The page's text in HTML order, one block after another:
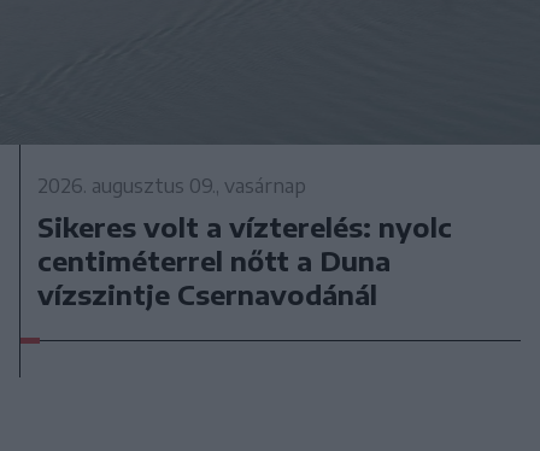
2026. augusztus 09., vasárnap
Sikeres volt a vízterelés: nyolc
centiméterrel nőtt a Duna
vízszintje Csernavodánál